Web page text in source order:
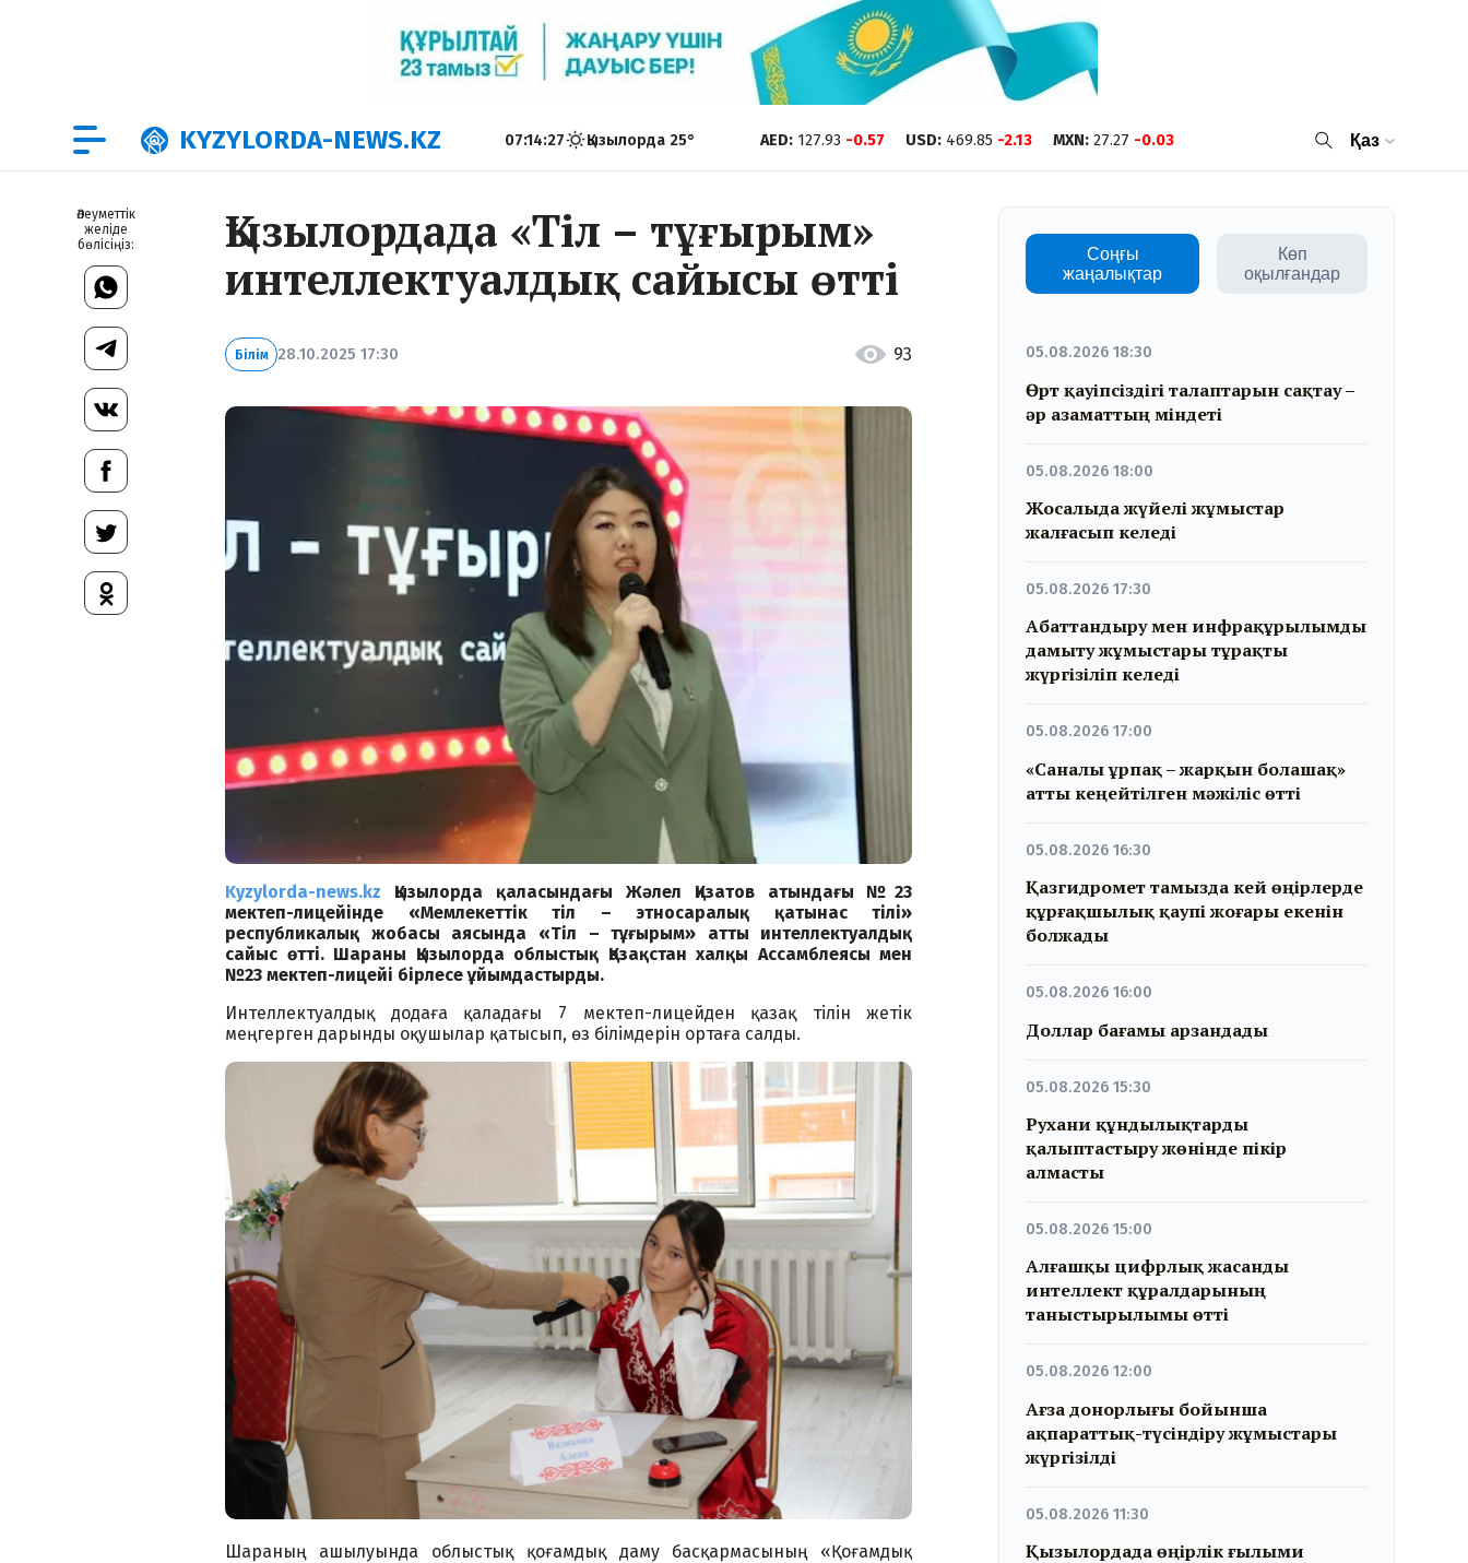
KYZYLORDA-NEWS.KZ 07:14:28 Қызылорда 25° AED: 127.93 -0.57 USD: 469.85 -2.13 MXN: 27.27 -0.03 Қаз
Әлеуметтік
желіде
бөлісіңіз:
Қызылордада «Тіл – тұғырым»
интеллектуалдық сайысы өтті
Білім 28.10.2025 17:30 93
Kyzylorda-news.kz Қызылорда қаласындағы Жәлел Қизатов атындағы №23
мектеп-лицейінде «Мемлекеттік тіл – этносаралық қатынас тілі»
республикалық жобасы аясында «Тіл – тұғырым» атты интеллектуалдық
сайыс өтті. Шараны Қызылорда облыстық Қазақстан халқы Ассамблеясы мен
№23 мектеп-лицейі бірлесе ұйымдастырды.
Интеллектуалдық додаға қаладағы 7 мектеп-лицейден қазақ тілін жетік
меңгерген дарынды оқушылар қатысып, өз білімдерін ортаға салды.
Шараның ашылуында облыстық қоғамдық даму басқармасының «Қоғамдық
Соңғы
жаңалықтар
Көп
оқылғандар
05.08.2026 18:30
Өрт қауіпсіздігі талаптарын сақтау –
әр азаматтың міндеті
05.08.2026 18:00
Жосалыда жүйелі жұмыстар
жалғасып келеді
05.08.2026 17:30
Абаттандыру мен инфрақұрылымды
дамыту жұмыстары тұрақты
жүргізіліп келеді
05.08.2026 17:00
«Саналы ұрпақ – жарқын болашақ»
атты кеңейтілген мәжіліс өтті
05.08.2026 16:30
Қазгидромет тамызда кей өңірлерде
құрғақшылық қаупі жоғары екенін
болжады
05.08.2026 16:00
Доллар бағамы арзандады
05.08.2026 15:30
Рухани құндылықтарды
қалыптастыру жөнінде пікір
алмасты
05.08.2026 15:00
Алғашқы цифрлық жасанды
интеллект құралдарының
таныстырылымы өтті
05.08.2026 12:00
Ағза донорлығы бойынша
ақпараттық-түсіндіру жұмыстары
жүргізілді
05.08.2026 11:30
Қызылордада өңірлік ғылыми